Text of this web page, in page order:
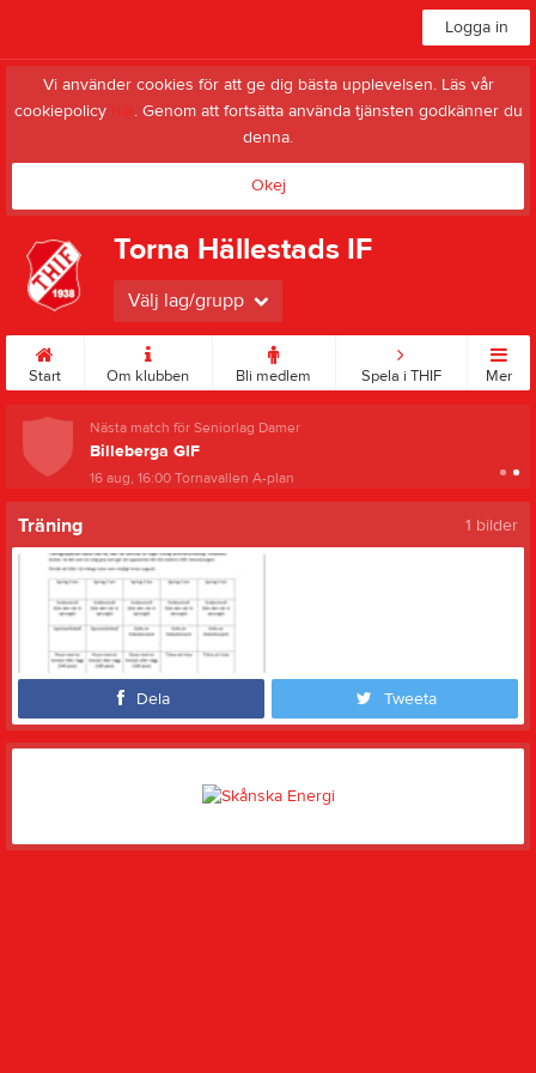
Logga in
Vi använder cookies för att ge dig bästa upplevelsen. Läs vår
cookiepolicy
. Genom att fortsätta använda tjänsten godkänner du
denna.
Okej
Torna Hällestads IF
Välj lag/grupp
Start Om klubben Bli medlem Spela i THIF Mer
Nästa match för Seniorlag Damer
Billeberga GIF
16 aug, 16:00Tornavallen A-plan
Träning 1 bilder
Dela Tweeta